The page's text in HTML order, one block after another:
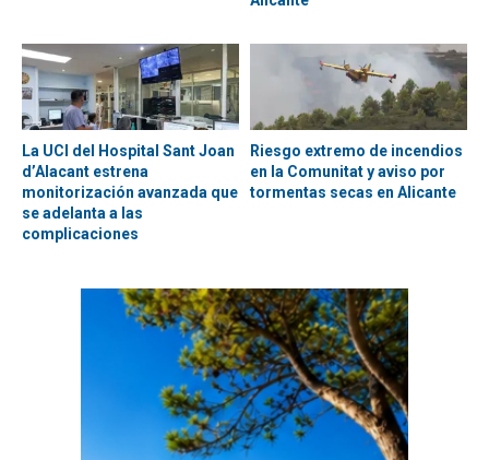
La UCI del Hospital Sant Joan
d’Alacant estrena
monitorización avanzada que
se adelanta a las
complicaciones
Riesgo extremo de incendios
en la Comunitat y aviso por
tormentas secas en Alicante